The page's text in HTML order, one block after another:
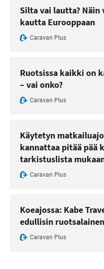
Silta vai lautta?
kautta Eurooppaan
Caravan Plus
Ruotsissa kaikki on
– vai onko?
Caravan Plus
Käytetyn
kannattaa pitää pää
tarkistuslista
Caravan Plus
Koeajossa: Kabe
edullisin ruotsalainen
Caravan Plus